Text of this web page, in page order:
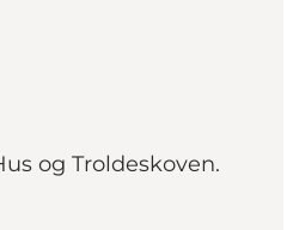
og Troldeskoven.